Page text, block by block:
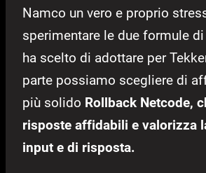
Namco un vero e proprio
sperimentare le due formule
ha scelto di adottare per
parte possiamo scegliere di
più solido Rollback Netcode,
risposte affidabili e valorizza
input e di risposta.